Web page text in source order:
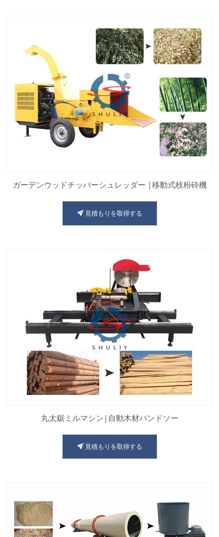
ガーデンウッドチッパーシュレッダー |移動式枝粉砕機
見積もりを取得する
丸太鋸ミルマシン|自動木材バンドソー
見積もりを取得する